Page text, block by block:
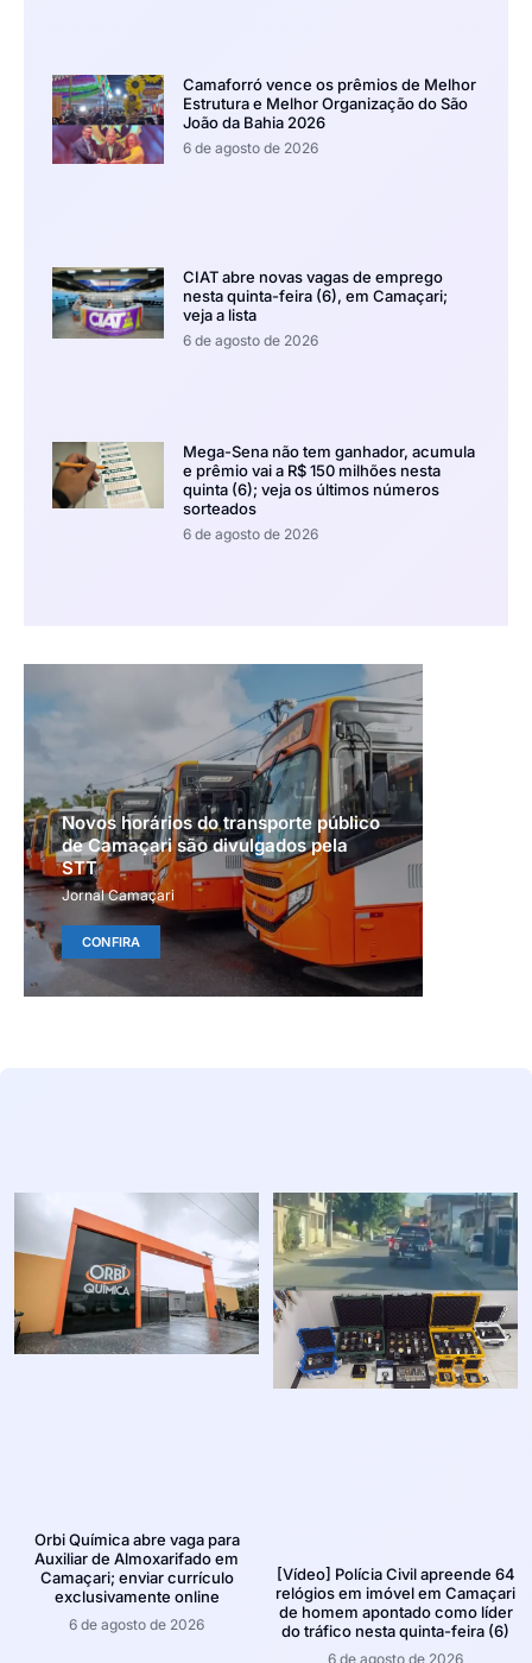
Camaforró vence os prêmios de Melhor
Estrutura e Melhor Organização do São
João da Bahia 2026
6 de agosto de 2026
CIAT abre novas vagas de emprego
nesta quinta-feira (6), em Camaçari;
veja a lista
6 de agosto de 2026
Mega-Sena não tem ganhador, acumula
e prêmio vai a R$ 150 milhões nesta
quinta (6); veja os últimos números
sorteados
6 de agosto de 2026
Novos horários do transporte público
de Camaçari são divulgados pela
STT
Jornal Camaçari
CONFIRA
Orbi Química abre vaga para
Auxiliar de Almoxarifado em
Camaçari; enviar currículo
exclusivamente online
6 de agosto de 2026
[Vídeo] Polícia Civil apreende 64
relógios em imóvel em Camaçari
de homem apontado como líder
do tráfico nesta quinta-feira (6)
6 de agosto de 2026